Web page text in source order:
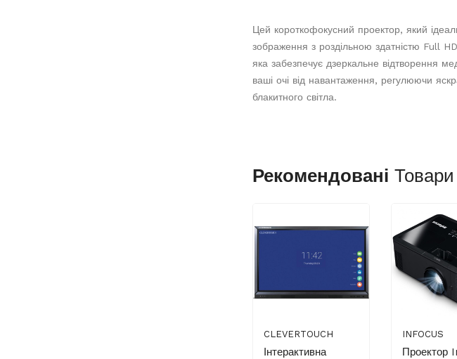
Цей короткофокусний проектор, який
зображення з роздільною здатністю Full
яка забезпечує дзеркальне відтворення
ваші очі від навантаження, регулюючи
блакитного світла.
Рекомендовані Товари
CLEVERTOUCH
Інтерактивна
INFOCUS
Проектор